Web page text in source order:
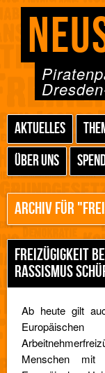
AKTUELLES
ÜBER UNS
ARCHIV FÜR
FREIZÜGIGKEIT
ASSISMUS
Ab heute gilt
Menschen mit